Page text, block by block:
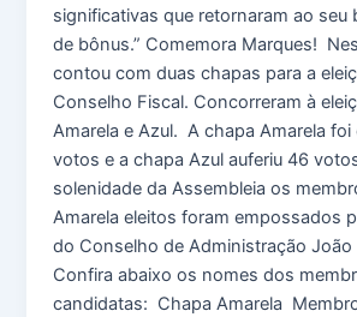
significativas que retornaram ao seu
de bônus.” Comemora Marques!
contou com duas chapas para a
Conselho Fiscal. Concorreram à
Amarela e Azul. A chapa Amarela foi
votos e a chapa Azul auferiu 46
solenidade da Assembleia os
Amarela eleitos foram empossados
do Conselho de Administração João
Confira abaixo os nomes dos
candidatas: Chapa Amarela